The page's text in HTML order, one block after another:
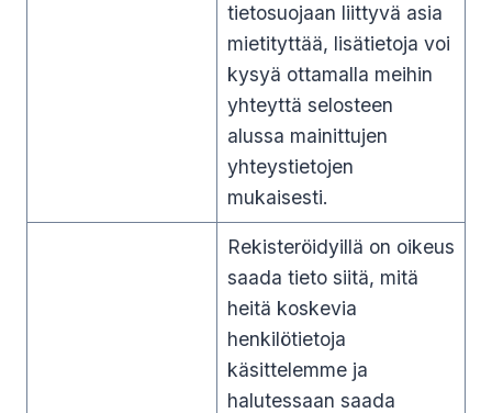
tietosuojaan liittyvä asia
mietityttää, lisätietoja voi
kysyä ottamalla meihin
yhteyttä selosteen
alussa mainittujen
yhteystietojen
mukaisesti.
Rekisteröidyillä on oikeus
saada tieto siitä, mitä
heitä koskevia
henkilötietoja
käsittelemme ja
halutessaan saada